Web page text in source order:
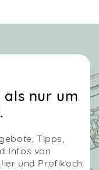
als nur um
Tipps,
Infos von
und Profikoch